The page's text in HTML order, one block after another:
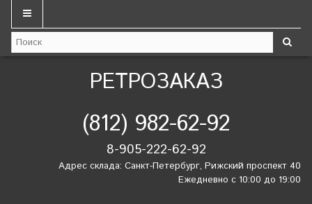
РЕТРОЗАКАЗ
(812) 982-62-92
8-905-222-62-92
Адрес склада: Санкт-Петербург, Рижский проспект 40
Ежедневно с 10:00 до 19:00